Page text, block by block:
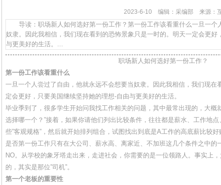
2023-6-10 编辑：采编部 来源
导读：职场新人如何选好第一份工作？第一份工作该看重什么一旦一个
奴隶。因此我相信，我们现在看到的恐怖景象只是一时的。明天一定会更
与更美好的生活。...
职场新人如何选好第一份工作？
第一份工作该看重什么
一旦一个人尝过了自由，他就永远不会想要当奴隶。因此我相信，我们现在
定会更好，只要美国继续坚持她的理想-自由与更美好的生活。
毕业季到了，很多学生开始问我找工作相关的问题，其中最常出现的，大概
选择哪一个？”接着，如果你请他们列出比较条件，往往都是薪水、工作地
些”客观规格”，然后就开始排列组合，试图找出到底是A工作的高底薪比较
是否第一份工作只有在大公司、薪水高、离家近、不加班这几个条件之中的
NO。从学校的象牙塔走出来，走进社会，你需要的是一位领路人。事实上
的，其实是那位”司机”。
第一个老板的重要性